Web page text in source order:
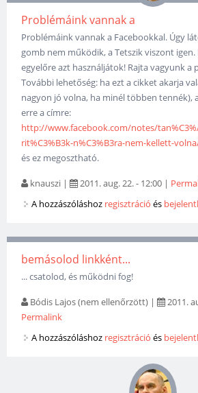
Problémáink vannak a
Problémáink vannak a Facebookkal. Úgy
gomb nem működik, a Tetszik viszont
egyelőre azt használjátok! Rajta vagyunk a
További lehetőség: ha ezt a cikket akarja
nagyon jó volna, ha minél többen tennék),
erre a címre:
http://www.facebook.com/notes/
rit%C3%B3k-n%C3%B3ra-nem-kellett-
és ez megosztható.
knauszi | 2011. aug. 22. - 12:00 |
A hozzászóláshoz regisztráció és
bemásolod linkként...
... csatolod, és működni fog!
Bódis Lajos (nem ellenőrzött) | 2011.
Permalink
A hozzászóláshoz regisztráció és